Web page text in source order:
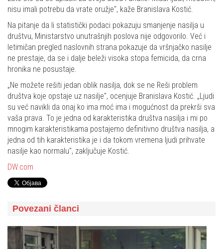
nisu imali potrebu da vrate oružje", kaže Branislava Kostić.
Na pitanje da li statistički podaci pokazuju smanjenje nasilja u
društvu, Ministarstvo unutrašnjih poslova nije odgovorilo. Već i
letimičan pregled naslovnih strana pokazuje da vršnjačko nasilje
ne prestaje, da se i dalje beleži visoka stopa femicida, da crna
hronika ne posustaje.
„Ne možete rešiti jedan oblik nasilja, dok se ne Reši problem
društva koje opstaje uz nasilje", ocenjuje Branislava Kostić. „Ljudi
su već navikli da onaj ko ima moć ima i mogućnost da prekrši sva
vaša prava. To je jedna od karakteristika društva nasilja i mi po
mnogim karakteristikama postajemo definitivno društva nasilja, a
jedna od tih karakteristika je i da tokom vremena ljudi prihvate
nasilje kao normalu", zaključuje Kostić.
DW.com
Povezani članci